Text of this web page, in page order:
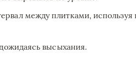
между плитками, используя
высыхания.